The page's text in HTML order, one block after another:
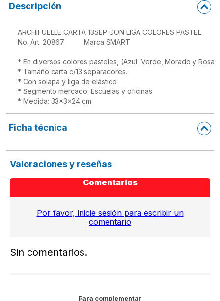
Descripción
ARCHIFUELLE CARTA 13SEP CON LIGA COLORES PASTEL
No. Art. 20867          Marca SMART
* En diversos colores pasteles, (Azul, Verde, Morado y
* Tamaño carta c/13 separadores.
* Con solapa y liga de elástico
* Segmento mercado: Escuelas y oficinas.
* Medida: 33x3x24 cm
Ficha técnica
Valoraciones y reseñas
Comentarios
Por favor, inicie sesión para escribir un
comentario
Sin comentarios.
Para complementar